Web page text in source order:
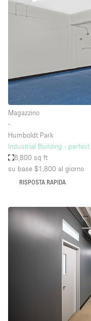
Magazzino
∙
Humboldt Park
Industrial Building -
6,800 sq ft
su base $1,800 al giorno
RISPOSTA RAPIDA